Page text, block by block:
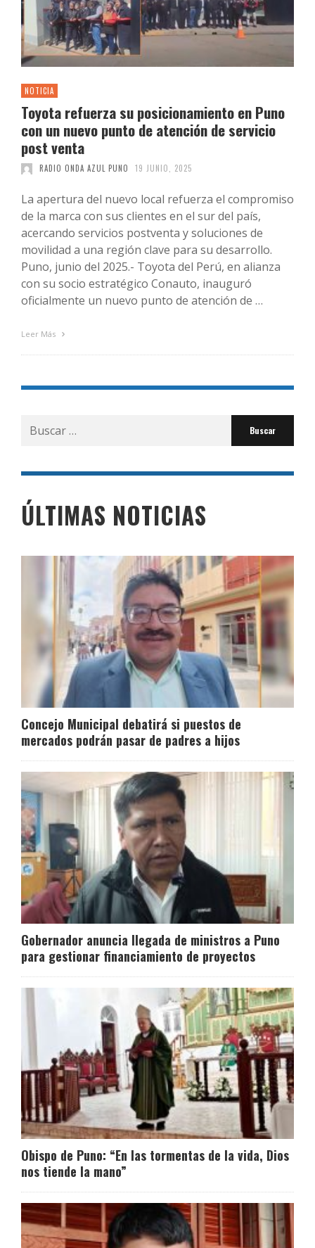
NOTICIA
Toyota refuerza su posicionamiento en Puno
con un nuevo punto de atención de servicio
post venta
RADIO ONDA AZUL PUNO 19 JUNIO, 2025
La apertura del nuevo local refuerza el compromiso
de la marca con sus clientes en el sur del país,
acercando servicios postventa y soluciones de
movilidad a una región clave para su desarrollo.
Puno, junio del 2025.- Toyota del Perú, en alianza
con su socio estratégico Conauto, inauguró
oficialmente un nuevo punto de atención de …
Leer Más
Buscar
por:
ÚLTIMAS NOTICIAS
Concejo Municipal debatirá si puestos de
mercados podrán pasar de padres a hijos
Gobernador anuncia llegada de ministros a Puno
para gestionar financiamiento de proyectos
Obispo de Puno: “En las tormentas de la vida, Dios
nos tiende la mano”